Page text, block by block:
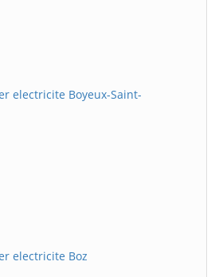
electricite Boyeux-Saint-
electricite Boz